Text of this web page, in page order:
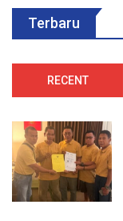
Terbaru
RECENT